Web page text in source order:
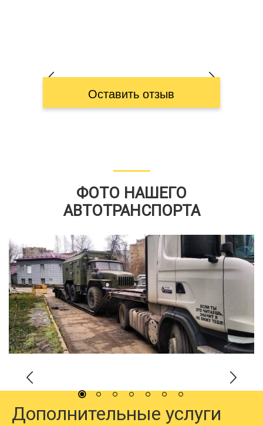
Оставить отзыв
ФОТО НАШЕГО
АВТОТРАНСПОРТА
Дополнительные услуги